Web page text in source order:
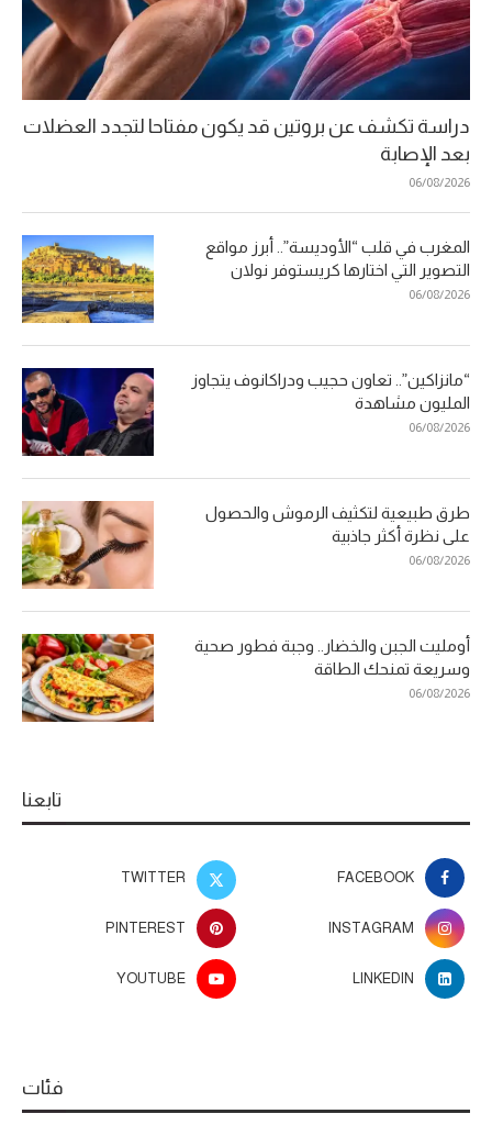
دراسة تكشف عن بروتين قد يكون مفتاحا لتجدد العضلات
بعد الإصابة
06/08/2026
المغرب في قلب “الأوديسة”.. أبرز مواقع
التصوير التي اختارها كريستوفر نولان
06/08/2026
“مانزاكين”.. تعاون حجيب ودراكانوف يتجاوز
المليون مشاهدة
06/08/2026
طرق طبيعية لتكثيف الرموش والحصول
على نظرة أكثر جاذبية
06/08/2026
أومليت الجبن والخضار.. وجبة فطور صحية
وسريعة تمنحك الطاقة
06/08/2026
تابعنا
FACEBOOK
TWITTER
INSTAGRAM
PINTEREST
LINKEDIN
YOUTUBE
فئات